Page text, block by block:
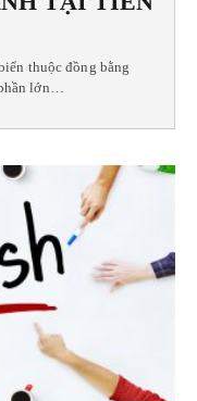
thuộc đồng bằng
lớn…